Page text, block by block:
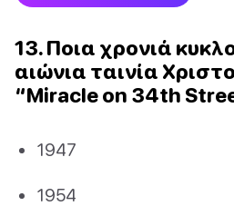
13. Ποια χρονιά
αιώνια ταινία
“Miracle on 34th
1947
1954